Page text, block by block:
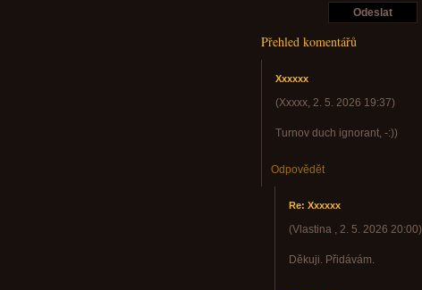
Přehled komentářů
Xxxxxx
(Xxxxx, 2. 5. 2026 19:37)
Turnov duch ignorant, -:))
Odpovědět
Re: Xxxxxx
(Vlastina , 2. 5. 2026 20:00)
Děkuji. Přidávám.